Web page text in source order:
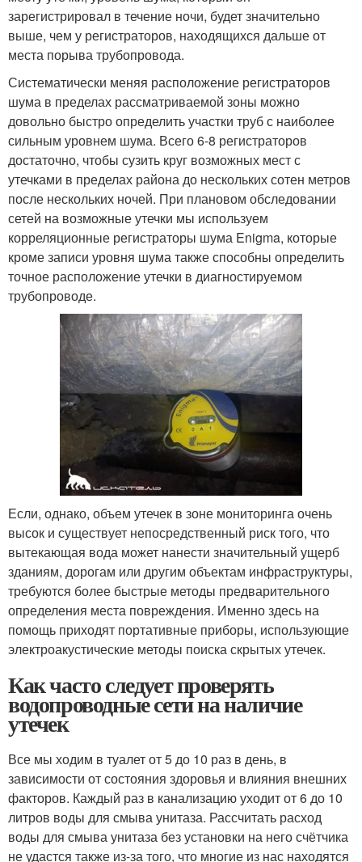
зарегистрировал в течение ночи, будет значительно
выше, чем у регистраторов, находящихся дальше от
места порыва трубопровода.
Систематически меняя расположение регистраторов
шума в пределах рассматриваемой зоны можно
довольно быстро определить участки труб с наиболее
сильным уровнем шума. Всего 6-8 регистраторов
достаточно, чтобы сузить круг возможных мест с
утечками в пределах района до нескольких сотен метров
после нескольких ночей. При плановом обследовании
сетей на возможные утечки мы используем
корреляционные регистраторы шума Enigma, которые
кроме записи уровня шума также способны определить
точное расположение утечки в диагностируемом
трубопроводе.
Если, однако, объем утечек в зоне мониторинга очень
высок и существует непосредственный риск того, что
вытекающая вода может нанести значительный ущерб
зданиям, дорогам или другим объектам инфраструктуры,
требуются более быстрые методы предварительного
определения места повреждения. Именно здесь на
помощь приходят портативные приборы, использующие
электроакустические методы поиска скрытых утечек.
Как часто следует проверять
водопроводные сети на наличие
утечек
Все мы ходим в туалет от 5 до 10 раз в день, в
зависимости от состояния здоровья и влияния внешних
факторов. Каждый раз в канализацию уходит от 6 до 10
литров воды для смыва унитаза. Рассчитать расход
воды для смыва унитаза без установки на него счётчика
не удастся также из-за того, что многие из нас находятся